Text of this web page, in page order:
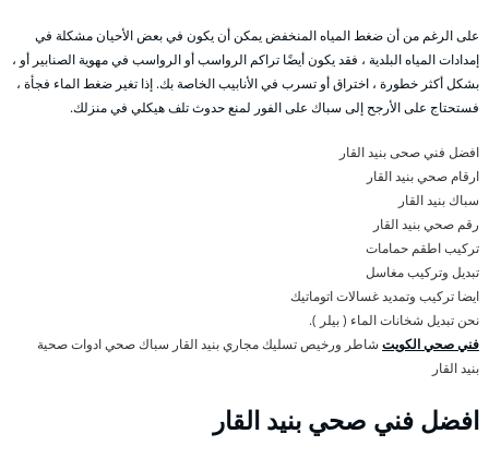
على الرغم من أن ضغط المياه المنخفض يمكن أن يكون في بعض الأحيان مشكلة في
إمدادات المياه البلدية ، فقد يكون أيضًا تراكم الرواسب أو الرواسب في مهوية الصنابير أو ،
بشكل أكثر خطورة ، اختراق أو تسرب في الأنابيب الخاصة بك. إذا تغير ضغط الماء فجأة ،
فستحتاج على الأرجح إلى سباك على الفور لمنع حدوث تلف هيكلي في منزلك.
افضل فني صحى بنيد القار
ارقام صحي بنيد القار
سباك بنيد القار
رقم صحي بنيد القار
تركيب اطقم حمامات
تبديل وتركيب مغاسل
ايضا تركيب وتمديد غسالات اتوماتيك
نحن تبديل شخانات الماء ( بيلر ).
فني صحي الكويت شاطر ورخيص تسليك مجاري بنيد القار سباك صحي ادوات صحية
بنيد القار
افضل فني صحي بنيد القار